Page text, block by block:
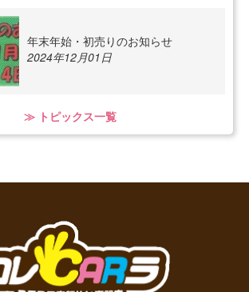
年末年始・初売りのお知らせ
2024年12月01日
≫ トピックス一覧